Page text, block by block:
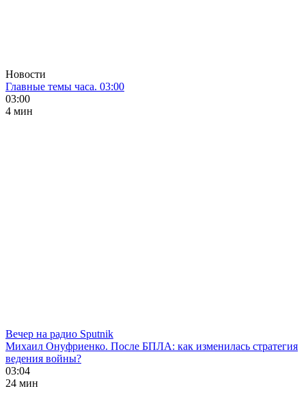
Новости
Главные темы часа. 03:00
03:00
4 мин
Вечер на радио Sputnik
Михаил Онуфриенко. После БПЛА: как изменилась стратегия
ведения войны?
03:04
24 мин